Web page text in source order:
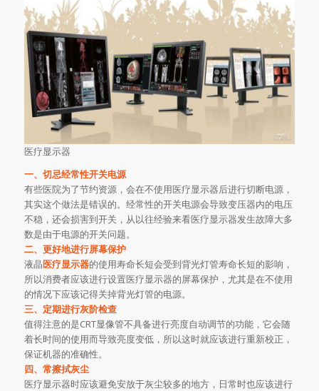
医疗显示器
一、切忌经常性开关电源
有些医院为了节约资源，会在不使用医疗显示器后进行切断电源，
其实这个做法是错误的。经常性的开关电源会导致变压器内的电压
不稳，还会损害到开关，从以往经验来看医疗显示器发生故障大多
数是由于电源的开关问题。
二、更好地进行屏幕保护
液晶医疗显示器的使用寿命长短会受到背光灯管寿命长短的影响，
所以消费者应该进行设置医疗显示器的屏幕保护，尤其是在不使用
的情况下应该记得关掉背光灯管的电源。
三、定期进行灰阶检查
值得注意的是CRT显像管不具备进行亮度自动调节的功能，它会随
着长时间的使用而导致亮度变低，所以这时就应该进行重新校正，
保证机器的准确性。
四、常擦拭灰尘
医疗显示器时应该避免安放于灰尘较多的地方，日常时也应该进行